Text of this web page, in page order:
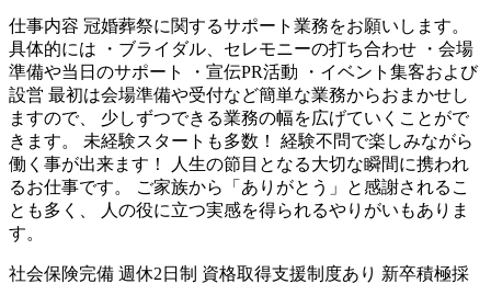
仕事内容 冠婚葬祭に関するサポート業務をお願いします。
具体的には ・ブライダル、セレモニーの打ち合わせ ・会場
準備や当日のサポート ・宣伝PR活動 ・イベント集客および
設営 最初は会場準備や受付など簡単な業務からおまかせし
ますので、 少しずつできる業務の幅を広げていくことがで
きます。 未経験スタートも多数！ 経験不問で楽しみながら
働く事が出来ます！ 人生の節目となる大切な瞬間に携われ
るお仕事です。 ご家族から「ありがとう」と感謝されるこ
とも多く、 人の役に立つ実感を得られるやりがいもありま
す。
社会保険完備 週休2日制 資格取得支援制度あり 新卒積極採